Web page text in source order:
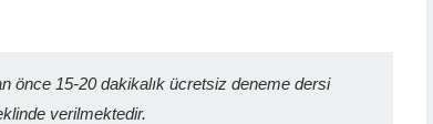
önce 15-20 dakikalık ücretsiz deneme dersi
verilmektedir.